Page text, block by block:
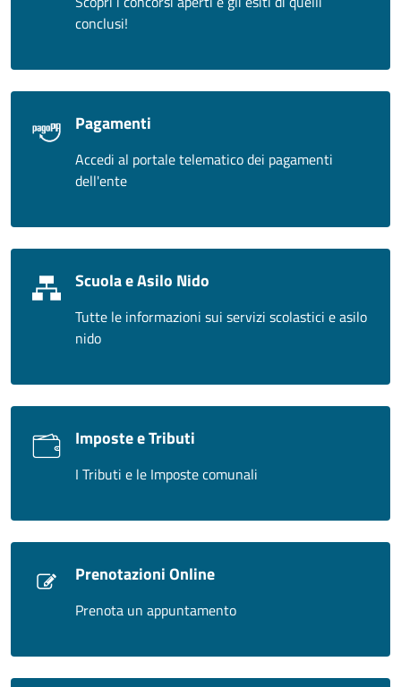
conclusi!
Pagamenti
Accedi al portale telematico dei pagamenti
dell'ente
Scuola e Asilo Nido
Tutte le informazioni sui servizi scolastici e asilo
nido
Imposte e Tributi
I Tributi e le Imposte comunali
Prenotazioni Online
Prenota un appuntamento